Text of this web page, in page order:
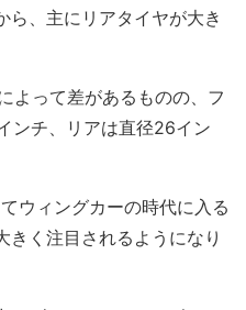
ら、主にリアタイヤが大き
よって差があるものの、フ
ンチ、リアは直径26イン
ウィングカーの時代に入る
きく注目されるようになり